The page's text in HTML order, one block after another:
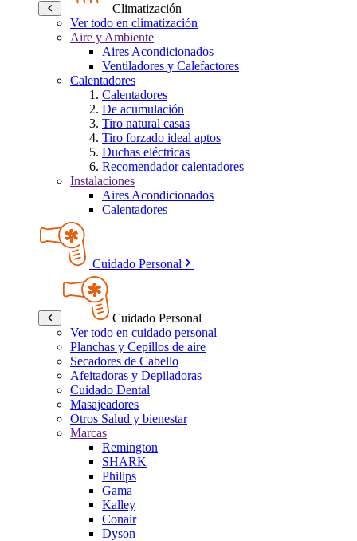
Climatización
Ver todo en climatización
Aire y Ambiente
Aires Acondicionados
Ventiladores y Calefactores
Calentadores
Calentadores
De acumulación
Tiro natural casas
Tiro forzado ideal aptos
Duchas eléctricas
Recomendador calentadores
Instalaciones
Aires Acondicionados
Calentadores
Cuidado Personal
Cuidado Personal
Ver todo en cuidado personal
Planchas y Cepillos de aire
Secadores de Cabello
Afeitadoras y Depiladoras
Cuidado Dental
Masajeadores
Otros Salud y bienestar
Marcas
Remington
SHARK
Philips
Gama
Kalley
Conair
Dyson